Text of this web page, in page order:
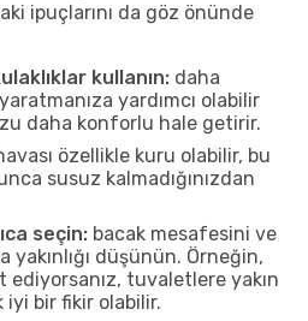
ipuçlarını da göz önünde
kullanın: daha
yardımcı olabilir
daha konforlu hale getirir.
özellikle kuru olabilir, bu
susuz kalmadığınızdan
seçin: bacak mesafesini ve
yakınlığı düşünün. Örneğin,
ediyorsanız, tuvaletlere yakın
iyi bir fikir olabilir.